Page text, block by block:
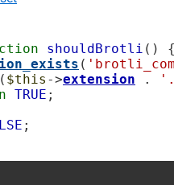
shouldBrotli () {
(
( $this ->extension .
TRUE ;
;